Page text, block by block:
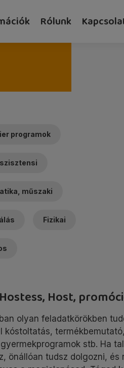
Rólunk
programok
műszaki
Fizikai
Hostess, Host,
olyan feladatkörökben
kóstoltatás,
stb. Ha
önállóan tudsz dolgozni, és